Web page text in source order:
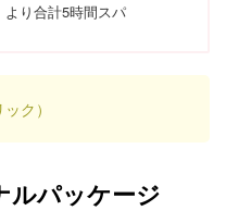
り合計5時間スパ
ク）
ルパッケージ